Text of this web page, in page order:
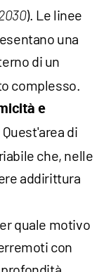
). Le linee
una
di un
complesso.
e
di
che, nelle
addirittura
quale motivo
con